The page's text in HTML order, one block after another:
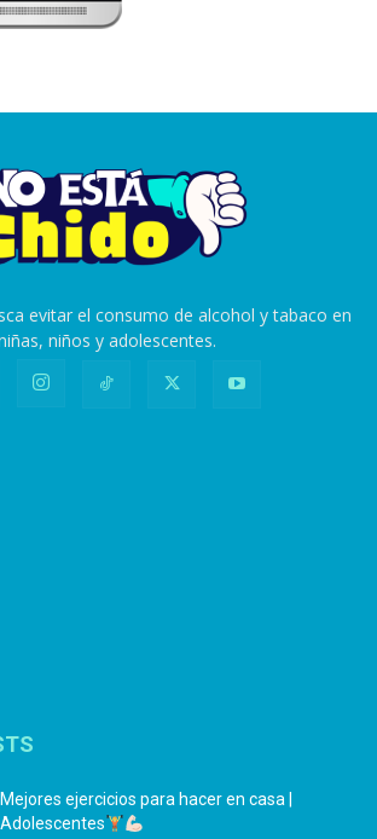
evitar el consumo de alcohol y tabaco en
niños y adolescentes.
Mejores ejercicios para hacer en casa |
Adolescentes